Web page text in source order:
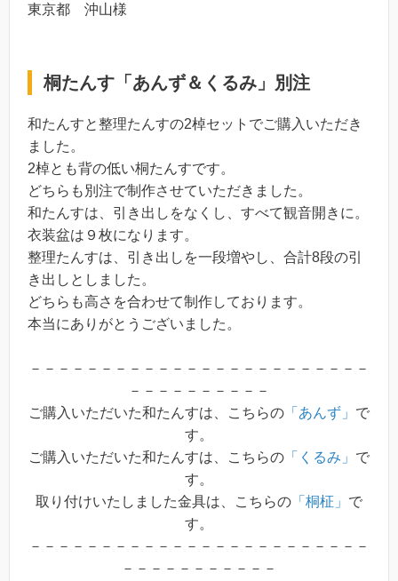
東京都 沖山様
桐たんす「あんず＆くるみ」別注
和たんすと整理たんすの2棹セットでご購入いただき
ました。
2棹とも背の低い桐たんすです。
どちらも別注で制作させていただきました。
和たんすは、引き出しをなくし、すべて観音開きに。
衣装盆は９枚になります。
整理たんすは、引き出しを一段増やし、合計8段の引
き出しとしました。
どちらも高さを合わせて制作しております。
本当にありがとうございました。
－－－－－－－－－－－－－－－－－－－－－－－－
－－－－－－－－－－
ご購入いただいた和たんすは、こちらの 「あんず」 で
す。
ご購入いただいた和たんすは、こちらの 「くるみ」 で
す。
取り付けいたしました金具は、こちらの 「桐柾」 で
す。
－－－－－－－－－－－－－－－－－－－－－－－－
－－－－－－－－－－－